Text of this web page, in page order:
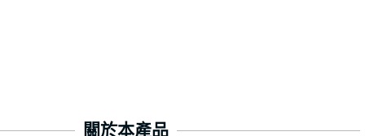
關於本產品